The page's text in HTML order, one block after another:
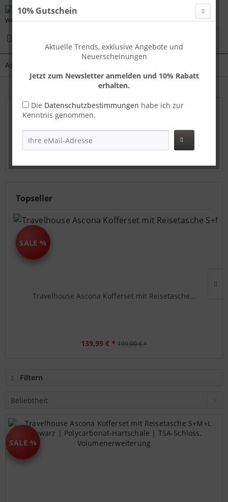
Ascona
Travelhouse Trolleyset Ascona – 5-teiliges
Hartschalenkoffer Set
Koffer mit Rollen, Hardcase, Reisetasche und
Topseller
SALE %
Travelhouse Ascona Kofferset mit Reisetasche...
139,99 € * 199,00 € *
Filtern
SALE %
10% Gutschein
Aktuelle Trends, exklusive Angebote und
Neuerscheinungen
Jetzt zum Newsletter anmelden und 10% Rabatt
erhalten.
Die Datenschutzbestimmungen habe ich zur
Kenntnis genommen.